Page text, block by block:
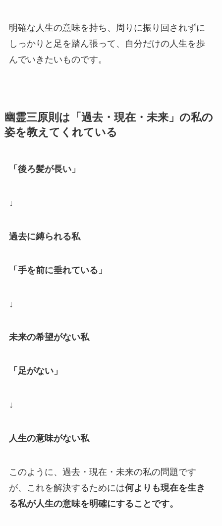
明確な人生の意味を持ち、周りに振り回されずに
しっかりと足を踏ん張って、自分だけの人生を歩
んでいきたいものです。
幽霊三原則は「過去・現在・未来」の私の
姿を教えてくれている
「後ろ髪が長い」
↓
過去に縛られる私
「手を前に垂れている」
↓
未来の希望がない私
「足がない」
↓
人生の意味がない私
このように、過去・現在・未来の私の問題です
が、これを解決するためには何よりも現在を生き
る私が人生の意味を明確にすることです。